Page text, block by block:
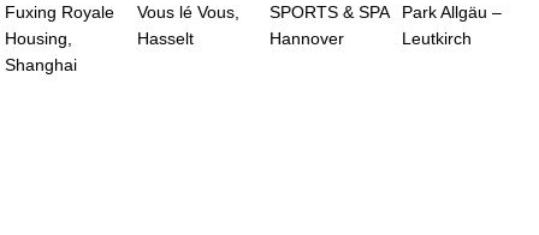
Fuxing Royale
Housing,
Shanghai
Vous lé Vous,
Hasselt
SPORTS & SPA
Hannover
Park Allgäu –
Leutkirch